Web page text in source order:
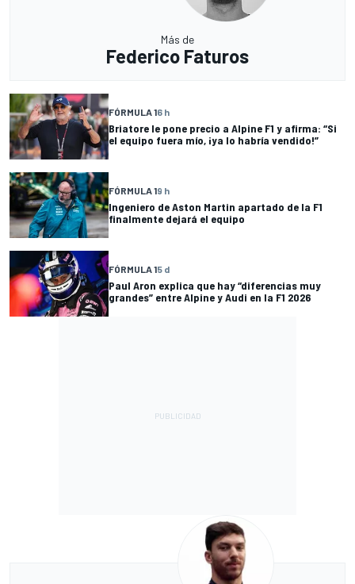
Más de
Federico Faturos
FÓRMULA 16 h
Briatore le pone precio a Alpine F1 y afirma: “Si
el equipo fuera mío, ¡ya lo habría vendido!”
FÓRMULA 19 h
Ingeniero de Aston Martin apartado de la F1
finalmente dejará el equipo
FÓRMULA 15 d
Paul Aron explica que hay “diferencias muy
grandes” entre Alpine y Audi en la F1 2026